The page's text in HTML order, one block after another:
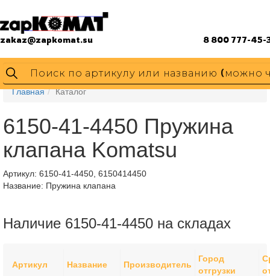
zakaz@zapkomat.su 8 800 777-45-
Главная Каталог
6150-41-4450 Пружина
клапана Komatsu
Артикул: 6150-41-4450, 6150414450
Название: Пружина клапана
Наличие 6150-41-4450 на складах
Артикул Название Производитель
Город
отгрузки